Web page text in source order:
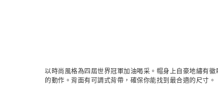
以時尚風格為四屆世界冠軍加油喝采。帽身上自豪地繡有
的動作。背面有可調式背帶，確保你能找到最合適的尺寸。